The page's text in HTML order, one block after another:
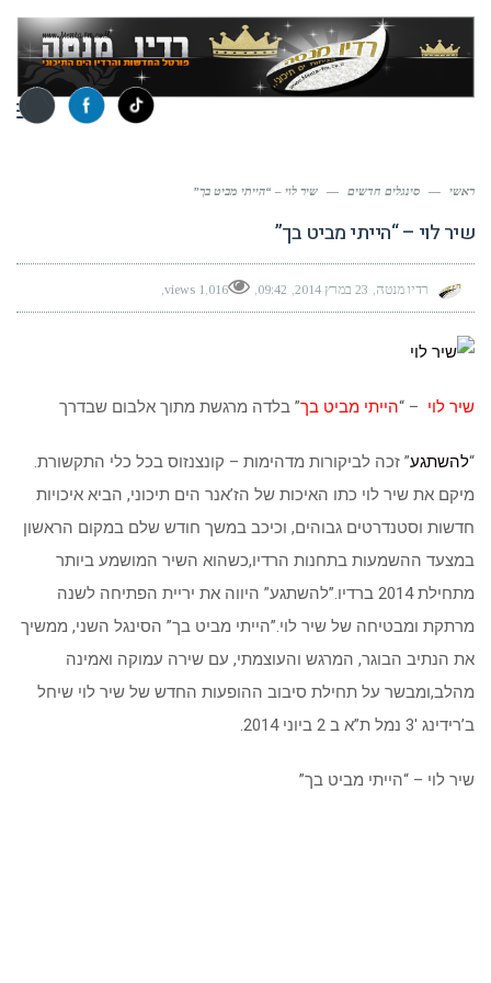
ראשי — סינגלים חדשים — שיר לוי – “הייתי מביט בך”
שיר לוי – “הייתי מביט בך”
רדיו מנטה 23 במרץ 2014 09:42
1,016 views
שיר לוי – “הייתי מביט בך” בלדה מרגשת מתוך אלבום שבדרך
“להשתגע” זכה לביקורות מדהימות – קונצנזוס בכל כלי התקשורת.
מיקם את שיר לוי כתו האיכות של הז’אנר הים תיכוני, הביא איכויות
חדשות וסטנדרטים גבוהים, וכיכב במשך חודש שלם במקום הראשון
במצעד ההשמעות בתחנות הרדיו,כשהוא השיר המושמע ביותר
מתחילת 2014 ברדיו.”להשתגע” היווה את יריית הפתיחה לשנה
מרתקת ומבטיחה של שיר לוי.”הייתי מביט בך” הסינגל השני, ממשיך
את הנתיב הבוגר, המרגש והעוצמתי, עם שירה עמוקה ואמינה
מהלב,ומבשר על תחילת סיבוב ההופעות החדש של שיר לוי שיחל
ב’רידינג 3′ נמל ת”א ב 2 ביוני 2014.
שיר לוי – “הייתי מביט בך”